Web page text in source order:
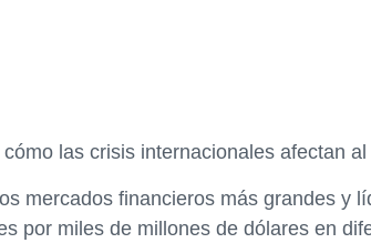
las crisis internacionales afectan
mercados financieros más grandes y
por miles de millones de dólares en